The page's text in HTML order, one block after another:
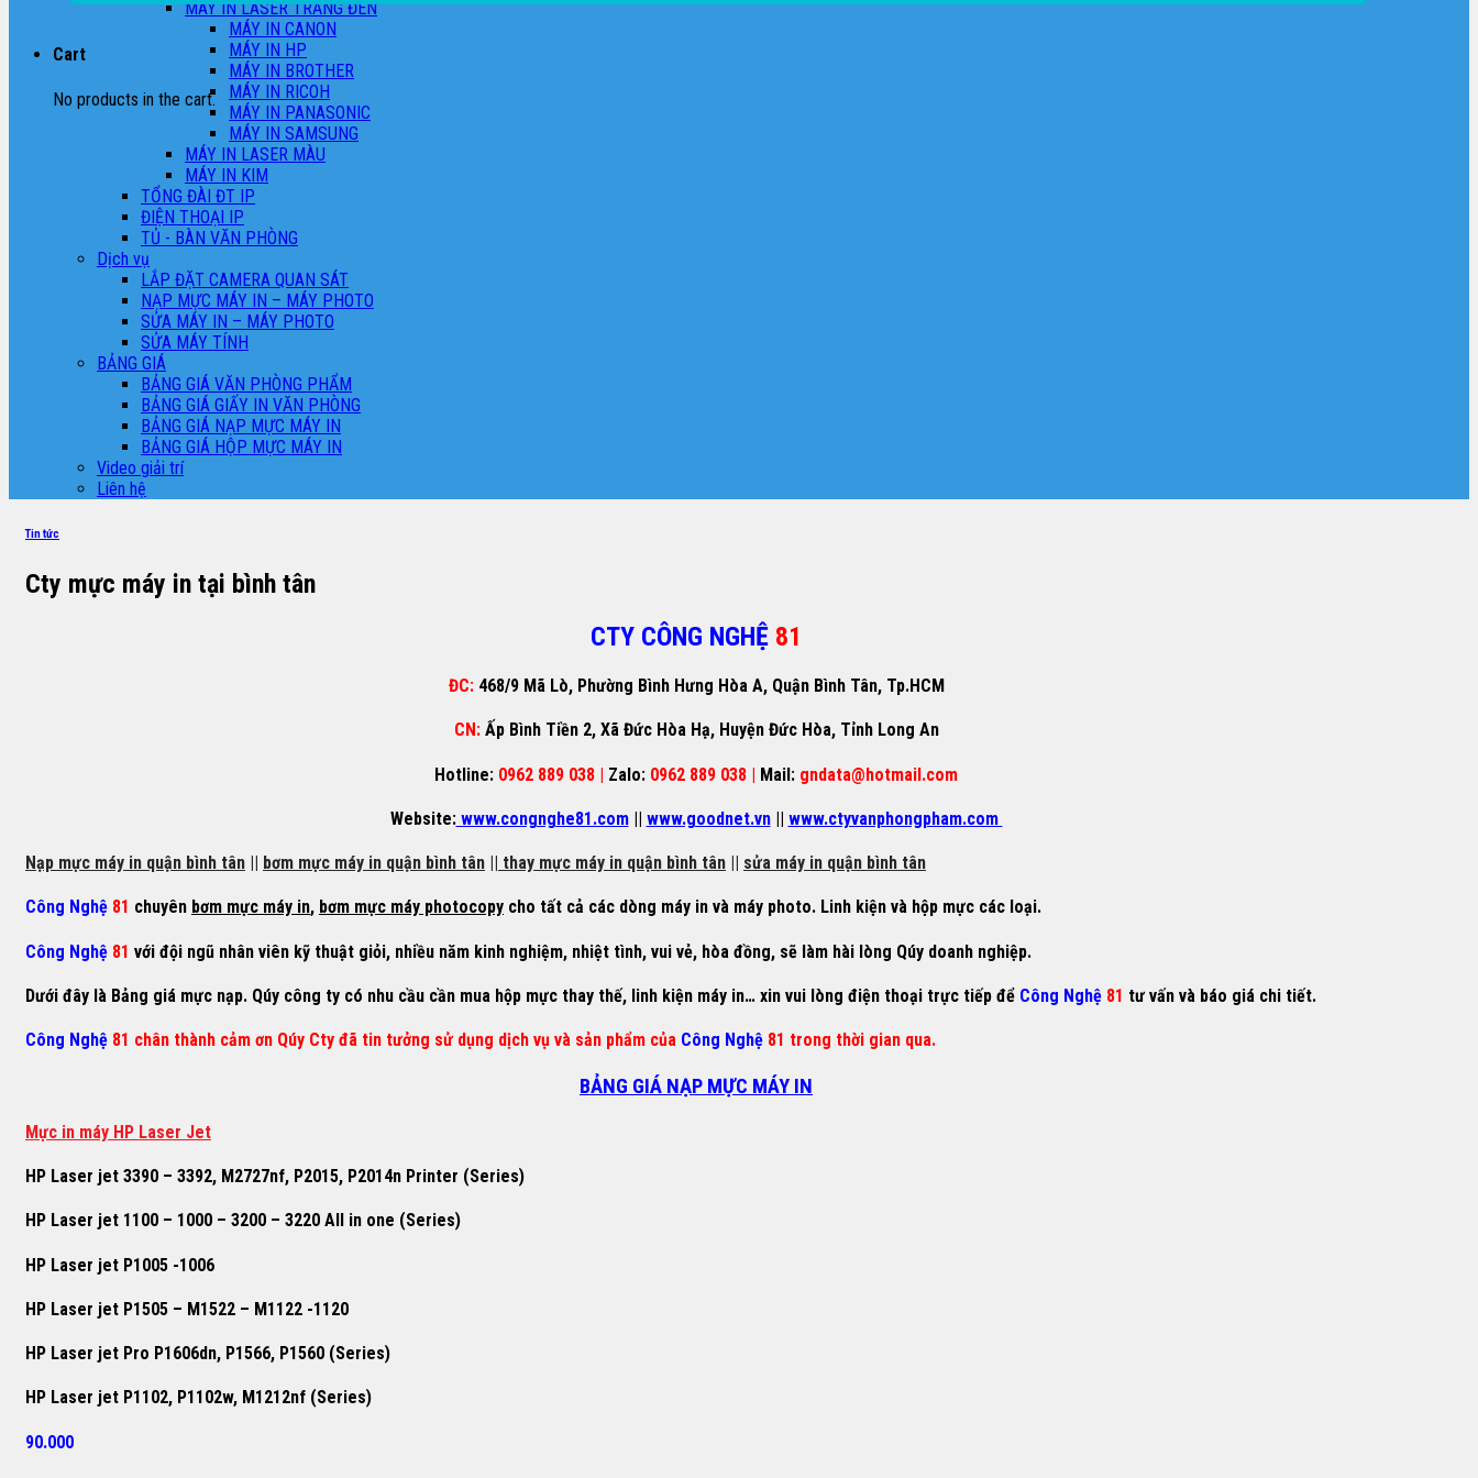
Cart
No products in the cart.
MÁY IN LASER TRẮNG ĐEN
MÁY IN CANON
MÁY IN HP
MÁY IN BROTHER
MÁY IN RICOH
MÁY IN PANASONIC
MÁY IN SAMSUNG
MÁY IN LASER MÀU
MÁY IN KIM
TỔNG ĐÀI ĐT IP
ĐIỆN THOẠI IP
TỦ - BÀN VĂN PHÒNG
Dịch vụ
LẮP ĐẶT CAMERA QUAN SÁT
NẠP MỰC MÁY IN – MÁY PHOTO
SỬA MÁY IN – MÁY PHOTO
SỬA MÁY TÍNH
BẢNG GIÁ
BẢNG GIÁ VĂN PHÒNG PHẨM
BẢNG GIÁ GIẤY IN VĂN PHÒNG
BẢNG GIÁ NẠP MỰC MÁY IN
BẢNG GIÁ HỘP MỰC MÁY IN
Video giải trí
Liên hệ
Tin tức
Cty mực máy in tại bình tân
CTY CÔNG NGHỆ 81
ĐC: 468/9 Mã Lò, Phường Bình Hưng Hòa A, Quận Bình Tân, Tp.HCM
CN: Ấp Bình Tiền 2, Xã Đức Hòa Hạ, Huyện Đức Hòa, Tỉnh Long An
Hotline: 0962 889 038 | Zalo: 0962 889 038 | Mail: gndata@hotmail.com
Website:www.congnghe81.com || www.goodnet.vn || www.ctyvanphongpham.com
Nạp mực máy in quận bình tân bơm mực máy in quận bình tân thay mực máy in quận bình tân sửa máy in quận bình tân
Công Nghệ 81 chuyên bơm mực máy in, bơm mực máy photocopy cho tất cả các dòng máy in và máy photo. Linh kiện và hộp mực các loại.
Công Nghệ 81 với đội ngũ nhân viên kỹ thuật giỏi, nhiều năm kinh nghiệm, nhiệt tình, vui vẻ, hòa đồng, sẽ làm hài lòng Qúy doanh nghiệp.
Dưới đây là Bảng giá mực nạp. Qúy công ty có nhu cầu cần mua hộp mực thay thế, linh kiện máy in… xin vui lòng điện thoại trực tiếp để Công Nghệ 81 tư vấn và báo giá chi tiết.
Công Nghệ 81 chân thành cảm ơn Qúy Cty đã tin tưởng sử dụng dịch vụ và sản phẩm của Công Nghệ 81 trong thời gian qua.
BẢNG GIÁ NẠP MỰC MÁY IN
Mực in máy HP Laser Jet
HP Laser jet 3390 – 3392, M2727nf, P2015, P2014n Printer (Series)
HP Laser jet 1100 – 1000 – 3200 – 3220 All in one (Series)
HP Laser jet P1005 -1006
HP Laser jet P1505 – M1522 – M1122 -1120
HP Laser jet Pro P1606dn, P1566, P1560 (Series)
HP Laser jet P1102, P1102w, M1212nf (Series)
90.000